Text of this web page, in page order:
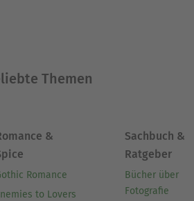
Themen
&
Romance
to Lovers
Sachbuch &
Ratgeber
Bücher über
Fotografie